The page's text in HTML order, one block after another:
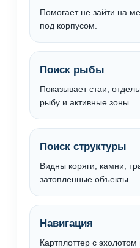
Помогает не зайти на
под корпусом.
Поиск рыбы
Показывает стаи,
рыбу и активные зоны.
Поиск структуры
Видны коряги, камни,
затопленные объекты.
Навигация
Картплоттер с